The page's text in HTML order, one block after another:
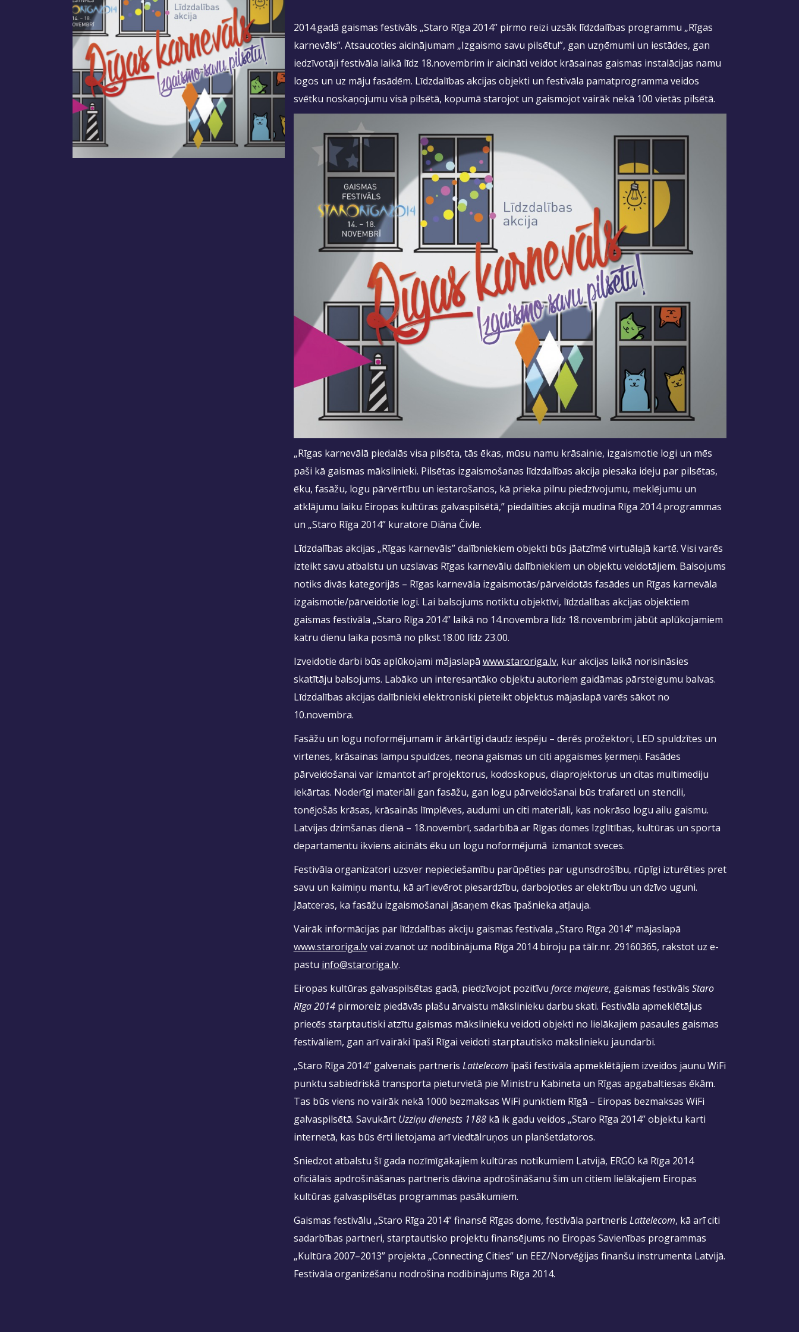
2014.gadā gaismas festivāls „Staro Rīga 2014” pirmo reizi uzsāk līdzdalības programmu „Rīgas
karnevāls”. Atsaucoties aicinājumam „Izgaismo savu pilsētu!”, gan uzņēmumi un iestādes, gan
iedzīvotāji festivāla laikā līdz 18.novembrim ir aicināti veidot krāsainas gaismas instalācijas namu
logos un uz māju fasādēm. Līdzdalības akcijas objekti un festivāla pamatprogramma veidos
svētku noskaņojumu visā pilsētā, kopumā starojot un gaismojot vairāk nekā 100 vietās pilsētā.
„Rīgas karnevālā piedalās visa pilsēta, tās ēkas, mūsu namu krāsainie, izgaismotie logi un mēs
paši kā gaismas mākslinieki. Pilsētas izgaismošanas līdzdalības akcija piesaka ideju par pilsētas,
ēku, fasāžu, logu pārvērtību un iestarošanos, kā prieka pilnu piedzīvojumu, meklējumu un
atklājumu laiku Eiropas kultūras galvaspilsētā,” piedalīties akcijā mudina Rīga 2014 programmas
un „Staro Rīga 2014” kuratore Diāna Čivle.
Līdzdalības akcijas „Rīgas karnevāls” dalībniekiem objekti būs jāatzīmē virtuālajā kartē. Visi varēs
izteikt savu atbalstu un uzslavas Rīgas karnevālu dalībniekiem un objektu veidotājiem. Balsojums
notiks divās kategorijās – Rīgas karnevāla izgaismotās/pārveidotās fasādes un Rīgas karnevāla
izgaismotie/pārveidotie logi. Lai balsojums notiktu objektīvi, līdzdalības akcijas objektiem
gaismas festivāla „Staro Rīga 2014” laikā no 14.novembra līdz 18.novembrim jābūt aplūkojamiem
katru dienu laika posmā no plkst.18.00 līdz 23.00.
Izveidotie darbi būs aplūkojami mājaslapā www.staroriga.lv, kur akcijas laikā norisināsies
skatītāju balsojums. Labāko un interesantāko objektu autoriem gaidāmas pārsteigumu balvas.
Līdzdalības akcijas dalībnieki elektroniski pieteikt objektus mājaslapā varēs sākot no
10.novembra.
Fasāžu un logu noformējumam ir ārkārtīgi daudz iespēju – derēs prožektori, LED spuldzītes un
virtenes, krāsainas lampu spuldzes, neona gaismas un citi apgaismes ķermeņi. Fasādes
pārveidošanai var izmantot arī projektorus, kodoskopus, diaprojektorus un citas multimediju
iekārtas. Noderīgi materiāli gan fasāžu, gan logu pārveidošanai būs trafareti un stencili,
tonējošās krāsas, krāsainās līmplēves, audumi un citi materiāli, kas nokrāso logu ailu gaismu.
Latvijas dzimšanas dienā – 18.novembrī, sadarbībā ar Rīgas domes Izglītības, kultūras un sporta
departamentu ikviens aicināts ēku un logu noformējumā izmantot sveces.
Festivāla organizatori uzsver nepieciešamību parūpēties par ugunsdrošību, rūpīgi izturēties pret
savu un kaimiņu mantu, kā arī ievērot piesardzību, darbojoties ar elektrību un dzīvo uguni.
Jāatceras, ka fasāžu izgaismošanai jāsaņem ēkas īpašnieka atļauja.
Vairāk informācijas par līdzdalības akciju gaismas festivāla „Staro Rīga 2014” mājaslapā
www.staroriga.lvvai zvanot uz nodibinājuma Rīga 2014 biroju pa tālr.nr. 29160365, rakstot uz e-
pastu info@staroriga.lv.
Eiropas kultūras galvaspilsētas gadā, piedzīvojot pozitīvu force majeure, gaismas festivāls Staro
Rīga 2014pirmoreiz piedāvās plašu ārvalstu mākslinieku darbu skati. Festivāla apmeklētājus
priecēs starptautiski atzītu gaismas mākslinieku veidoti objekti no lielākajiem pasaules gaismas
festivāliem, gan arī vairāki īpaši Rīgai veidoti starptautisko mākslinieku jaundarbi.
„Staro Rīga 2014” galvenais partneris Lattelecom īpaši festivāla apmeklētājiem izveidos jaunu WiFi
punktu sabiedriskā transporta pieturvietā pie Ministru Kabineta un Rīgas apgabaltiesas ēkām.
Tas būs viens no vairāk nekā 1000 bezmaksas WiFi punktiem Rīgā – Eiropas bezmaksas WiFi
galvaspilsētā. Savukārt Uzziņu dienests 1188kā ik gadu veidos „Staro Rīga 2014” objektu karti
internetā, kas būs ērti lietojama arī viedtālruņos un planšetdatoros.
Sniedzot atbalstu šī gada nozīmīgākajiem kultūras notikumiem Latvijā, ERGO kā Rīga 2014
oficiālais apdrošināšanas partneris dāvina apdrošināšanu šim un citiem lielākajiem Eiropas
kultūras galvaspilsētas programmas pasākumiem.
Gaismas festivālu „Staro Rīga 2014” finansē Rīgas dome, festivāla partneris Lattelecom, kā arī citi
sadarbības partneri, starptautisko projektu finansējums no Eiropas Savienības programmas
„Kultūra 2007–2013” projekta „Connecting Cities” un EEZ/Norvēģijas finanšu instrumenta Latvijā.
Festivāla organizēšanu nodrošina nodibinājums Rīga 2014.